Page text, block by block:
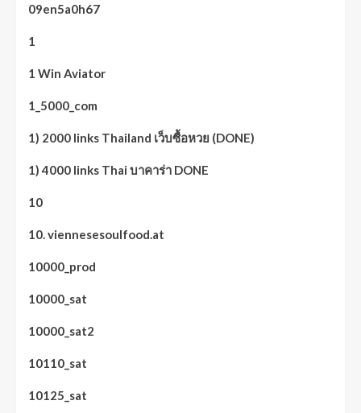
09en5a0h67
1
1 Win Aviator
1_5000_com
1) 2000 links Thailand เว็บซื้อหวย (DONE)
1) 4000 links Thai บาคาร่า DONE
10
10. viennesesoulfood.at
10000_prod
10000_sat
10000_sat2
10110_sat
10125_sat